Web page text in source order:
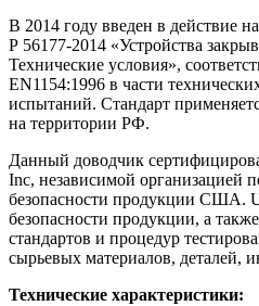
В 2014 году введен в действие
Р 56177-2014 «Устройства
Технические условия»,
EN1154:1996 в части
испытаний. Стандарт
на территории РФ.
Данный доводчик
Inc, независимой организацией
безопасности продукции США.
безопасности продукции, а
стандартов и процедур
сырьевых материалов, деталей,
Технические характеристики: